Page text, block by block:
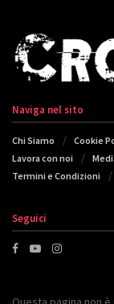
Naviga nel sito
Chi Siamo Cookie
Lavora con noi
Termini e Condizioni
Seguici